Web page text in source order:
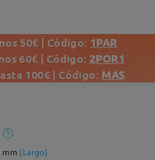
50€ | Código: 1PAR
60€ | Código: 2POR1
100€ | Código: MAS
mm (Largo)